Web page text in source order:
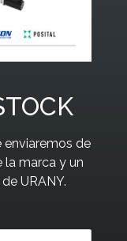
enviaremos de
marca y un
URANY.